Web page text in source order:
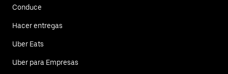
Conduce
Hacer entregas
Uber Eats
Uber para Empresas